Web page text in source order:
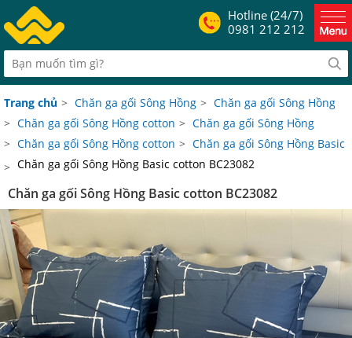
Hotline (24/7)
0981 212 212
Trang chủ > Chăn ga gối Sông Hồng > Chăn ga gối Sông Hồng
> Chăn ga gối Sông Hồng cotton > Chăn ga gối Sông Hồng
> Chăn ga gối Sông Hồng cotton > Chăn ga gối Sông Hồng Basic
> Chăn ga gối Sông Hồng Basic cotton BC23082
Chăn ga gối Sông Hồng Basic cotton BC23082